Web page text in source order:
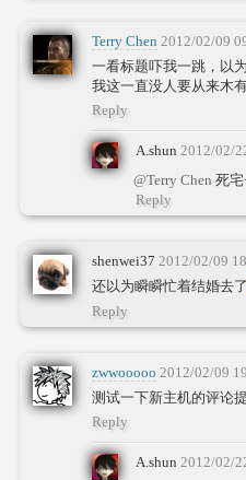
Terry Chen 2012/02/09
一看标题吓我一跳，以
我这一直没人要从来木
Reply
A.shun 2012/02/
@Terry Chen 死宅
Reply
shenwei37 2012/02/09
还以为瞬瞬忙着结婚去了
Reply
zwwooooo 2012/02/09
测试一下新主机的评论
Reply
A.shun 2012/02/